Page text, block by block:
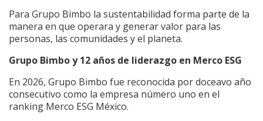
Para Grupo Bimbo la sustentabilidad forma parte de la
manera en que operara y generar valor para las
personas, las comunidades y el planeta.
Grupo Bimbo y 12 años de liderazgo en Merco ESG
En 2026, Grupo Bimbo fue reconocida por doceavo año
consecutivo como la empresa número uno en el
ranking Merco ESG México.